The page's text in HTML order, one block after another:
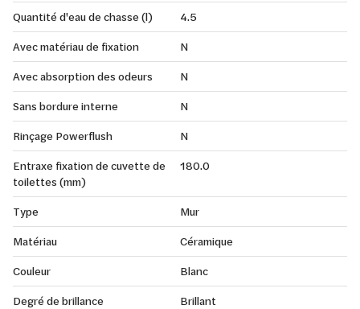
Quantité d'eau de chasse (l)
4.5
Avec matériau de fixation
N
Avec absorption des odeurs
N
Sans bordure interne
N
Rinçage Powerflush
N
Entraxe fixation de cuvette de
toilettes (mm)
180.0
Type
Mur
Matériau
Céramique
Couleur
Blanc
Degré de brillance
Brillant